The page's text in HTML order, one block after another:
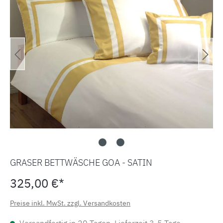
GRASER BETTWÄSCHE GOA - SATIN
325,00 €*
Preise inkl. MwSt. zzgl. Versandkosten